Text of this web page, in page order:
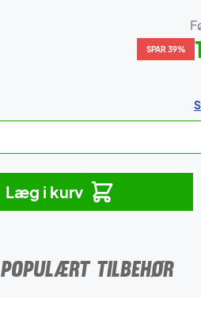
SPAR 39%
Læg i kurv
POPULÆRT TILBEHØR